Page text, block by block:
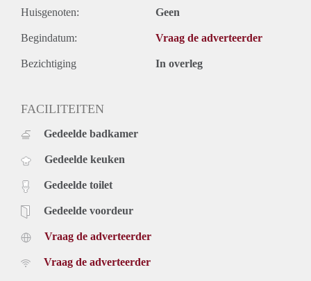
Huisgenoten: Geen
Begindatum: Vraag de adverteerder
Bezichtiging In overleg
FACILITEITEN
Gedeelde badkamer
Gedeelde keuken
Gedeelde toilet
Gedeelde voordeur
Vraag de adverteerder
Vraag de adverteerder